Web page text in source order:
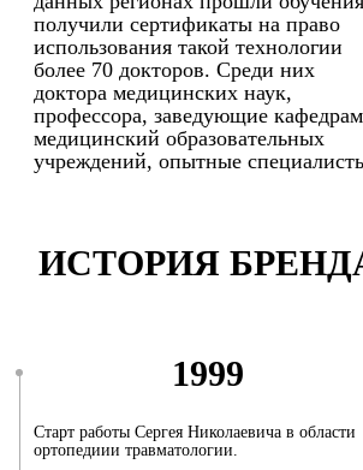
получили сертификаты на право
использования такой технологии
более 70 докторов. Среди них
доктора медицинских наук,
профессора, заведующие
медицинский образовательных
учреждений, опытные
ИСТОРИЯ
1999
Старт работы Сергея Николаевича в области
ортопедиии травматологии.